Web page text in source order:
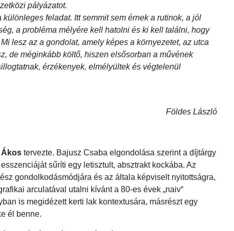
pályázatot.
feladat. Itt semmit sem érnek a rutinok, a jól
a probléma mélyére kell hatolni és ki kell találni, hogy
lesz az a gondolat, amely képes a környezetet, az utca
de méginkább költő, hiszen elsősorban a művének
érzékenyek, elmélyültek és végtelenül
Földes László
Ákos tervezte. Bajusz Csaba elgondolása szerint a díjtárgy
sűríti egy letisztult, absztrakt kockába. Az
gondolkodásmódjára és az általa képviselt nyitottságra,
arculatával utalni kívánt a 80-es évek „naiv“
is megidézett kerti lak kontextusára, másrészt egy
él benne.